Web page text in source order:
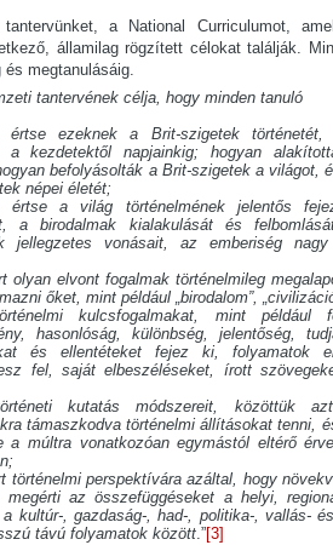
a National Curriculumot,
államilag rögzített célokat találják.
megtanulásáig.
tantervének célja, hogy minden tanuló
értse ezeknek a Brit-szigetek történetét,
a kezdetektől napjainkig; hogyan
befolyásolták a Brit-szigetek a világot,
népei életét;
értse a világ történelmének jelentős
a birodalmak kialakulását és
jellegzetes vonásait, az emberiség
olyan elvont fogalmak történelmileg
őket, mint például „birodalom”,
kulcsfogalmakat, mint például
hasonlóság, különbség, jelentőség,
és ellentéteket fejez ki, folyamatok
fel, saját elbeszéléseket, írott
kutatás módszereit, közöttük
támaszkodva történelmi állításokat tenni,
a múltra vonatkozóan egymástól eltérő
történelmi perspektívára azáltal, hogy
megérti az összefüggéseket a helyi,
a kultúr-, gazdaság-, had-, politika-, vallás-
távú folyamatok között.”[3]